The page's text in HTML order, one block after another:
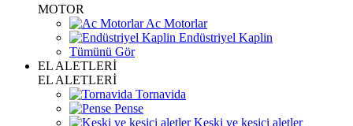
MOTOR
Ac Motorlar
Endüstriyel Kaplin
Tümünü Gör
EL ALETLERİ
EL ALETLERİ
Tornavida
Pense
Keski ve kesici aletler